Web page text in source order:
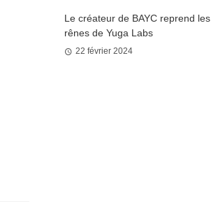
Le créateur de BAYC reprend les
rênes de Yuga Labs
22 février 2024